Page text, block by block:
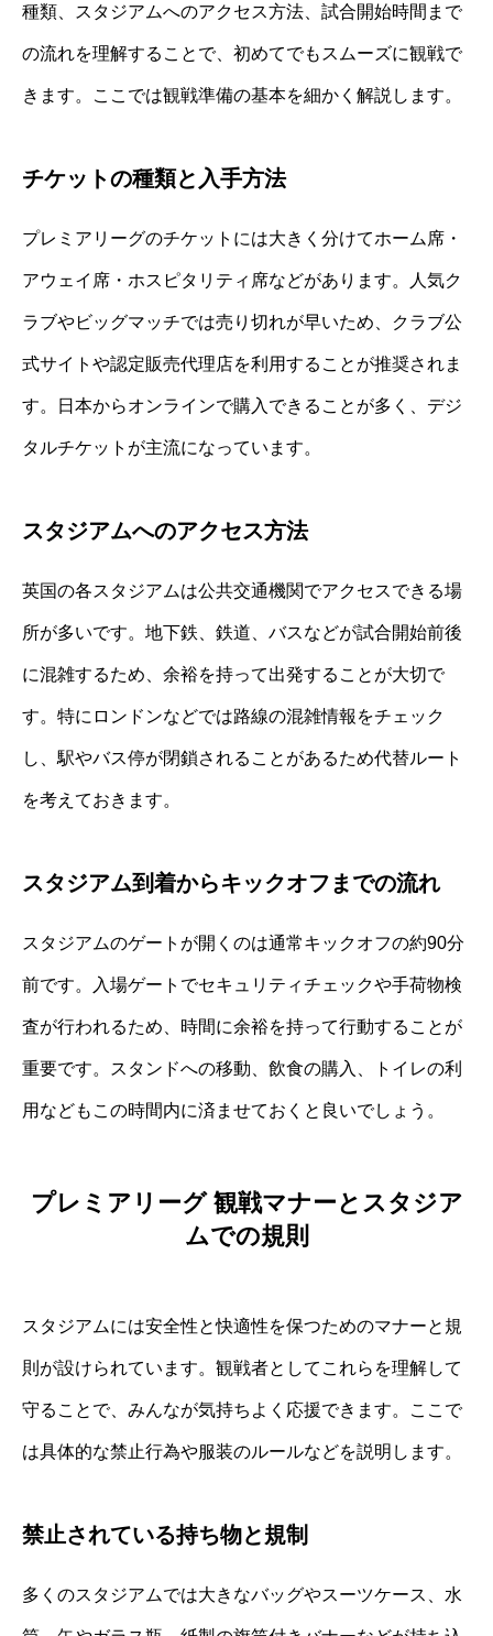
種類、スタジアムへのアクセス方法、試合開始時間まで
の流れを理解することで、初めてでもスムーズに観戦で
きます。ここでは観戦準備の基本を細かく解説します。
チケットの種類と入手方法
プレミアリーグのチケットには大きく分けてホーム席・
アウェイ席・ホスピタリティ席などがあります。人気ク
ラブやビッグマッチでは売り切れが早いため、クラブ公
式サイトや認定販売代理店を利用することが推奨されま
す。日本からオンラインで購入できることが多く、デジ
タルチケットが主流になっています。
スタジアムへのアクセス方法
英国の各スタジアムは公共交通機関でアクセスできる場
所が多いです。地下鉄、鉄道、バスなどが試合開始前後
に混雑するため、余裕を持って出発することが大切で
す。特にロンドンなどでは路線の混雑情報をチェック
し、駅やバス停が閉鎖されることがあるため代替ルート
を考えておきます。
スタジアム到着からキックオフまでの流れ
スタジアムのゲートが開くのは通常キックオフの約90分
前です。入場ゲートでセキュリティチェックや手荷物検
査が行われるため、時間に余裕を持って行動することが
重要です。スタンドへの移動、飲食の購入、トイレの利
用などもこの時間内に済ませておくと良いでしょう。
プレミアリーグ 観戦マナーとスタジア
ムでの規則
スタジアムには安全性と快適性を保つためのマナーと規
則が設けられています。観戦者としてこれらを理解して
守ることで、みんなが気持ちよく応援できます。ここで
は具体的な禁止行為や服装のルールなどを説明します。
禁止されている持ち物と規制
多くのスタジアムでは大きなバッグやスーツケース、水